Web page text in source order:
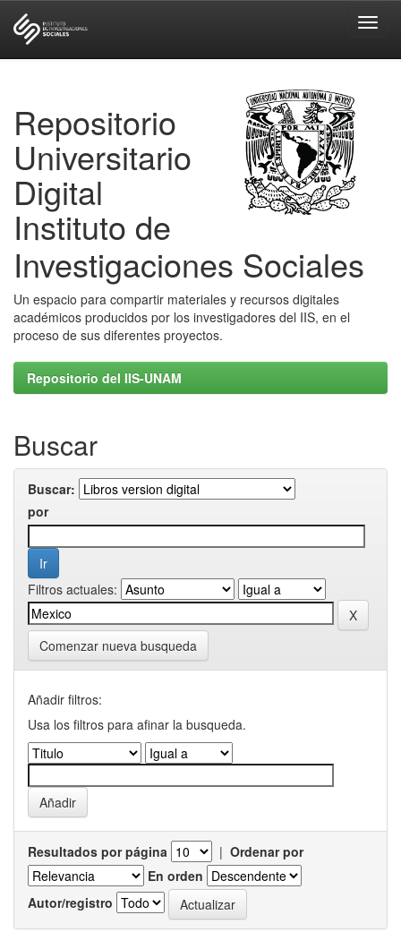
Repositorio
Universitario
Digital
Instituto de
Investigaciones Sociales
Un espacio para compartir materiales y recursos digitales
académicos producidos por los investigadores del IIS, en el
proceso de sus diferentes proyectos.
Repositorio del IIS-UNAM
Buscar
Buscar:
por
Filtros actuales:
Comenzar nueva busqueda
Añadir filtros:
Usa los filtros para afinar la busqueda.
Resultados por página | Ordenar por
En orden
Autor/registro